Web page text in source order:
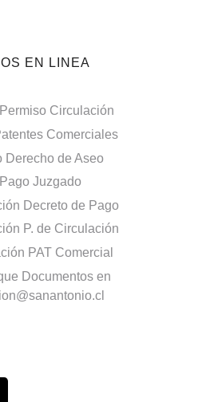
EN LINEA
Circulación
Comerciales
Derecho de Aseo
Pago Juzgado
Decreto de Pago
P. de Circulación
PAT Comercial
Documentos en